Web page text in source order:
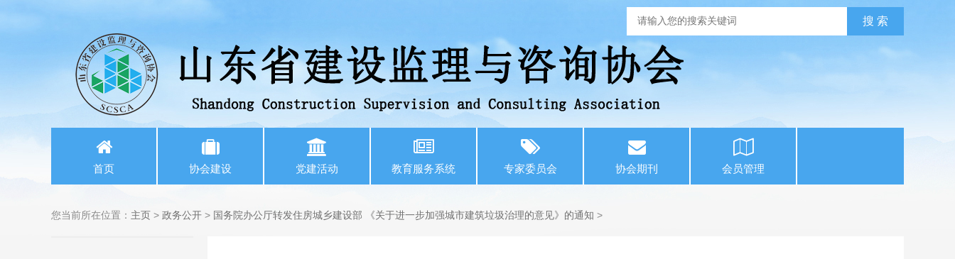
首页 协会建设 党建活动 教育服务系统 专家委员会 协会期刊 会员管理
您当前所在位置： 主页 > 政务公开 > 国务院办公厅转发住房城乡建设部 《关于进一步加强城市建筑垃圾治理的意见》的通知 >